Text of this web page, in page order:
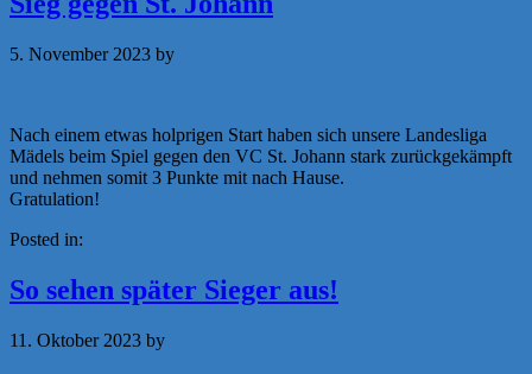
5. November 2023 by
Nach einem etwas holprigen Start haben sich unsere Landesliga
Mädels beim Spiel gegen den VC St. Johann stark zurückgekämpft
und nehmen somit 3 Punkte mit nach Hause.
Gratulation!
Posted in:
So sehen später Sieger aus!
11. Oktober 2023 by